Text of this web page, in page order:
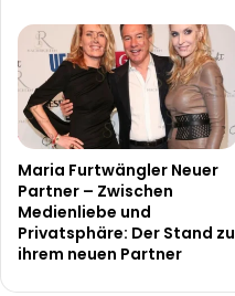
Maria Furtwängler Neuer
Partner – Zwischen
Medienliebe und
Privatsphäre: Der Stand zu
ihrem neuen Partner